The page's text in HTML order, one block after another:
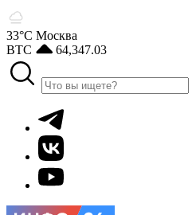
33°С Москва
BTC
64,347.03